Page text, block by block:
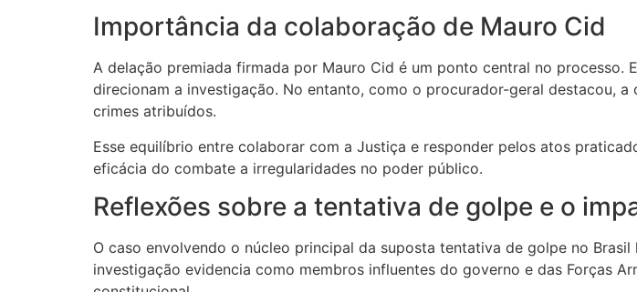
Importância da colaboração de Mauro Cid
A delação premiada firmada por Mauro Cid é um ponto central no processo.
direcionam a investigação. No entanto, como o procurador-geral destacou,
crimes atribuídos.
Esse equilíbrio entre colaborar com a Justiça e responder pelos atos
eficácia do combate a irregularidades no poder público.
Reflexões sobre a tentativa de golpe e o
O caso envolvendo o núcleo principal da suposta tentativa de golpe no
investigação evidencia como membros influentes do governo e das Forças